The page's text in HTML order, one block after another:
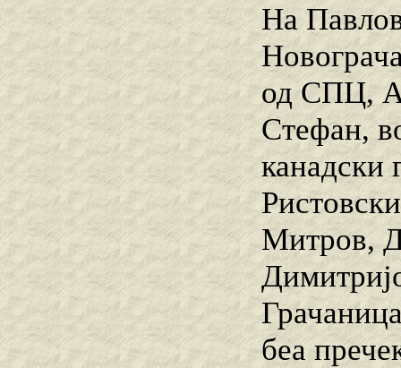
На
од СПЦ,
Стефан,
канадски
Митров,
беа